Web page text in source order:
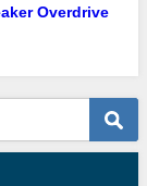
Overdrive